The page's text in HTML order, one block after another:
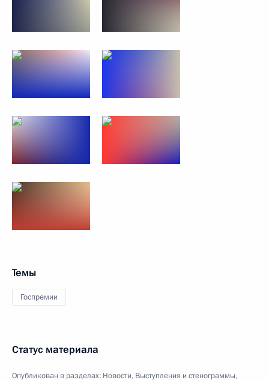
Темы
Госпремии
Статус материала
Опубликован в разделах: Новости, Выступления и стенограммы,